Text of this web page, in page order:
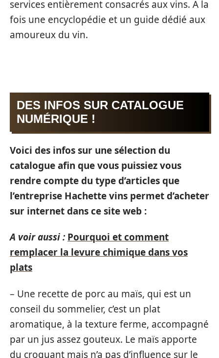
services entièrement consacrés aux vins. A la
fois une encyclopédie et un guide dédié aux
amoureux du vin.
DES INFOS SUR CATALOGUE
NUMÉRIQUE !
Voici des infos sur une sélection du
catalogue afin que vous puissiez vous
rendre compte du type d’articles que
l’entreprise Hachette vins permet d’acheter
sur internet dans ce site web :
A voir aussi : Pourquoi et comment
remplacer la levure chimique dans vos
plats
– Une recette de porc au maïs, qui est un
conseil du sommelier, c’est un plat
aromatique, à la texture ferme, accompagné
par un jus assez gouteux. Le maïs apporte
du croquant mais n’a pas d’influence sur le